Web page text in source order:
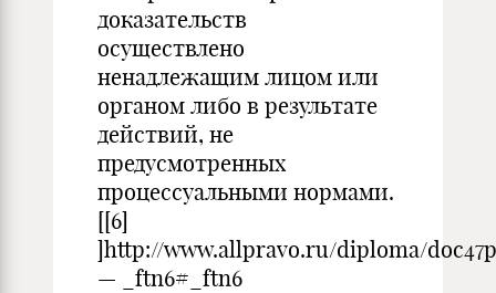
доказательств
осуществлено
ненадлежащим лицом или
органом либо в результате
действий, не
предусмотренных
процессуальными нормами.
[[6]
]http://www.allpravo.ru/diploma/
— _ftn6#_ftn6